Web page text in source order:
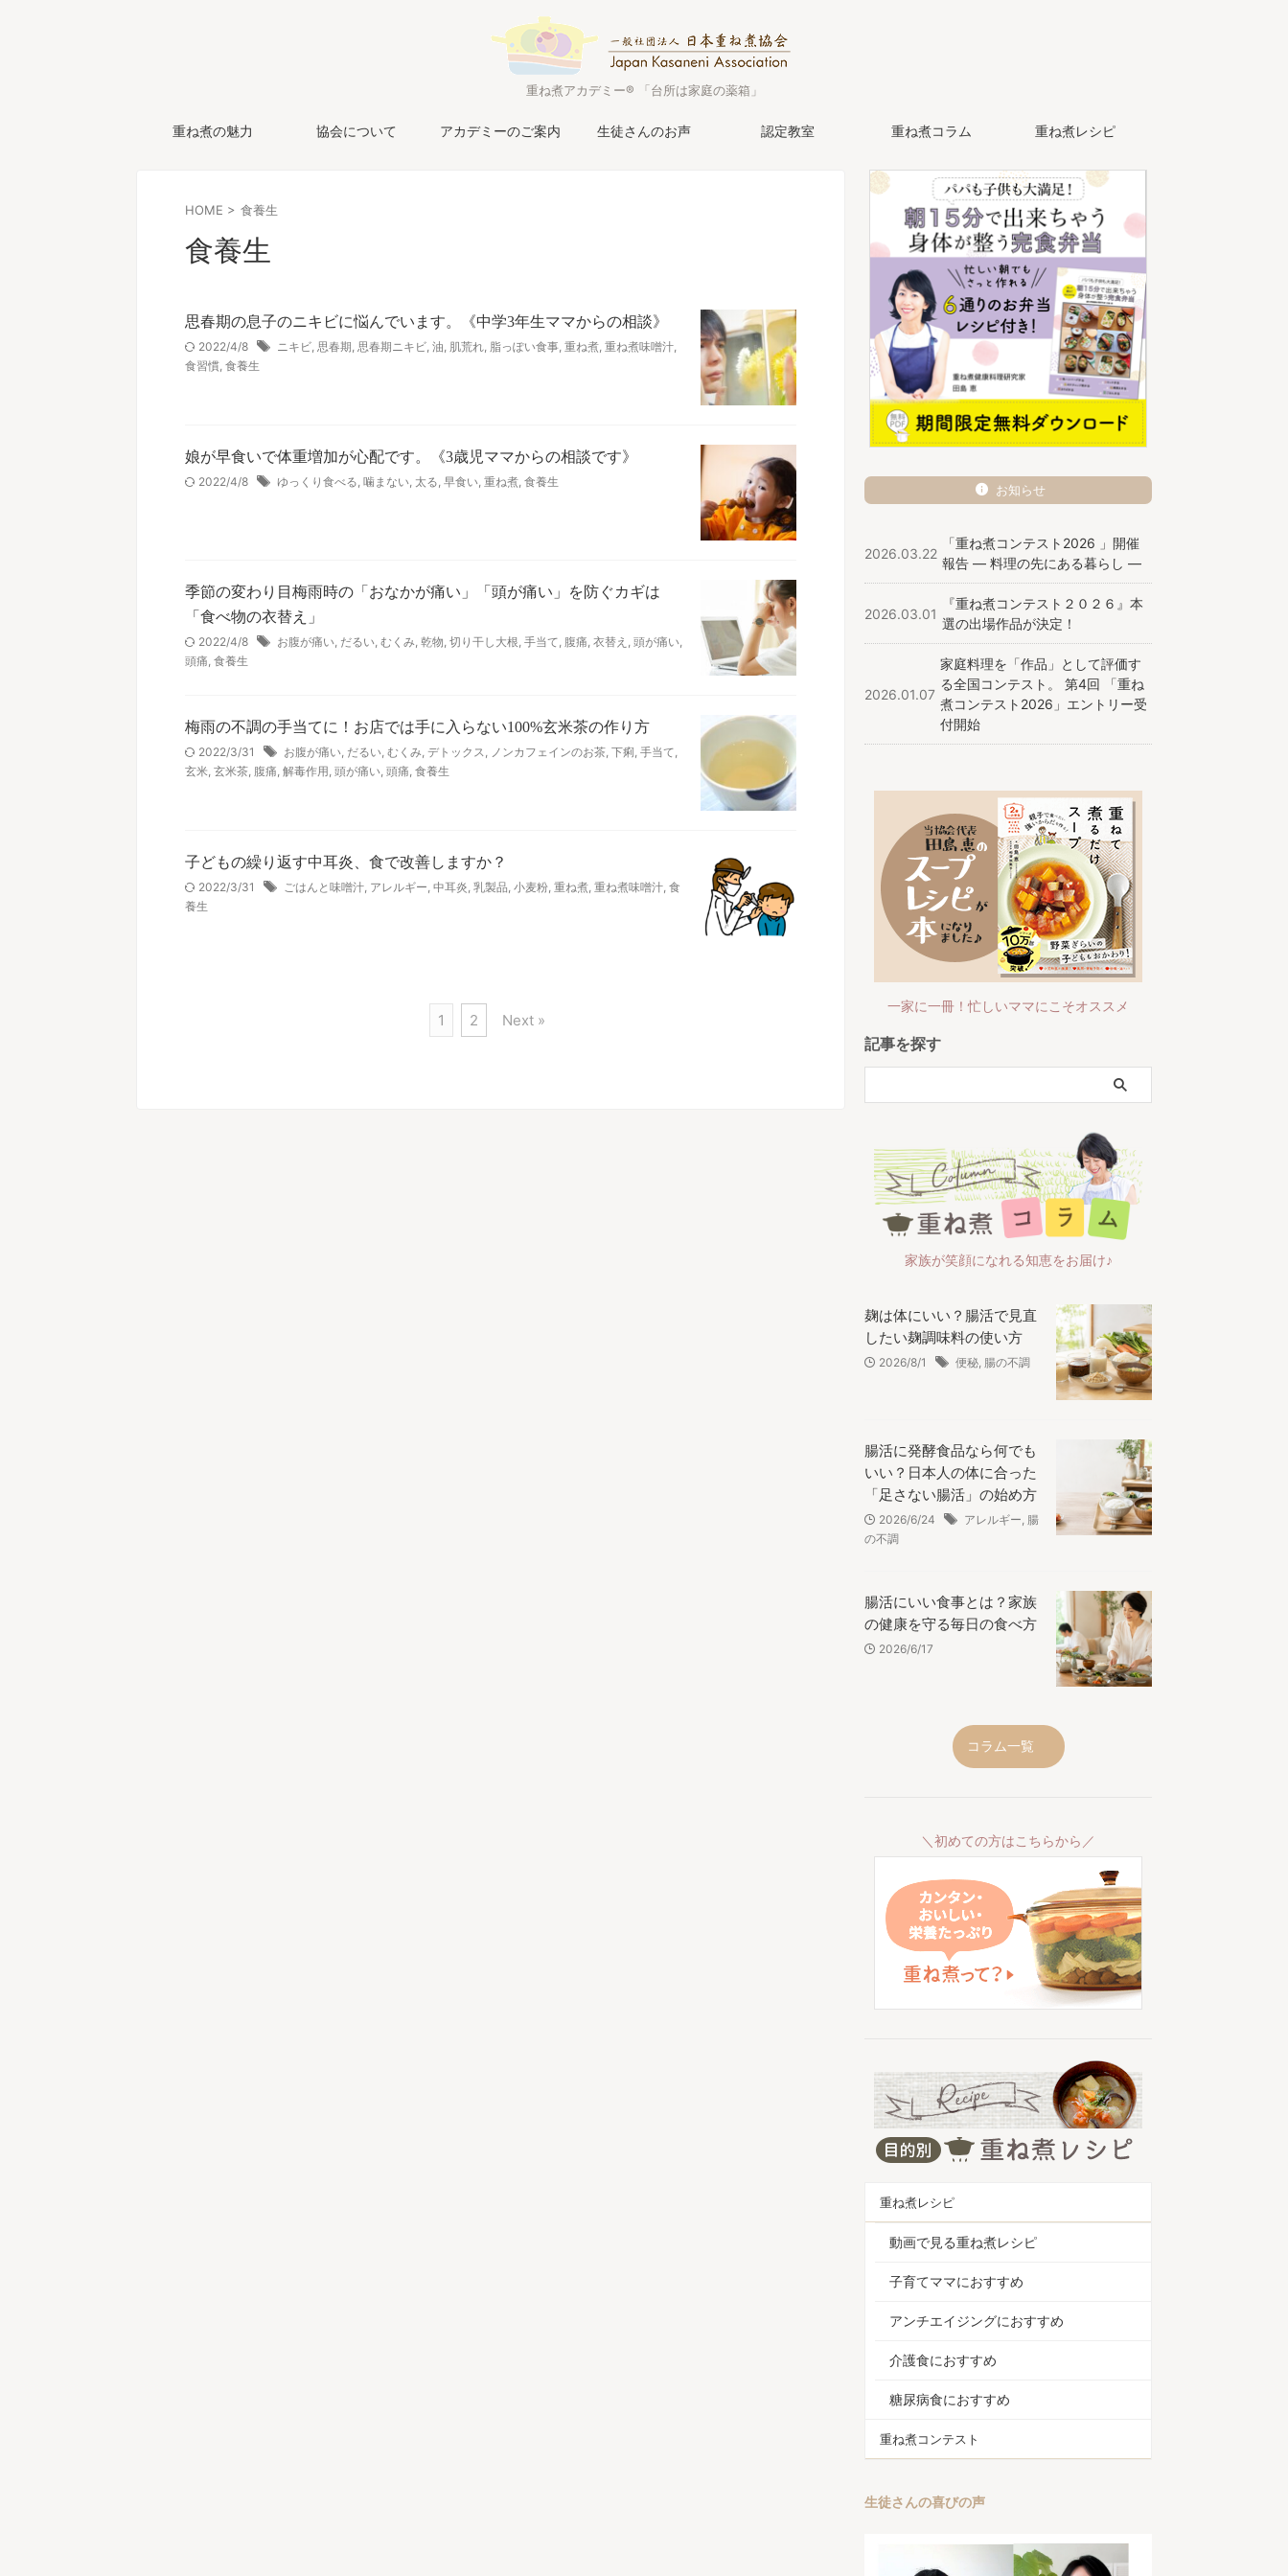
重ね煮アカデミー® 「台所は家庭の薬箱」
重ね煮の魅力 協会について アカデミーのご案内 生徒さんのお声 認定教室 重ね煮コラム 重ね煮レシピ
HOME > 食養生
食養生
思春期の息子のニキビに悩んでいます。《中学3年生ママからの相談》
2022/4/8 ニキビ, 思春期, 思春期ニキビ, 油, 肌荒れ, 脂っぽい食事, 重ね煮, 重ね煮味噌汁,
食習慣, 食養生
娘が早食いで体重増加が心配です。《3歳児ママからの相談です》
2022/4/8 ゆっくり食べる, 噛まない, 太る, 早食い, 重ね煮, 食養生
季節の変わり目梅雨時の「おなかが痛い」「頭が痛い」を防ぐカギは
「食べ物の衣替え」
2022/4/8 お腹が痛い, だるい, むくみ, 乾物, 切り干し大根, 手当て, 腹痛, 衣替え , 頭が痛い,
頭痛, 食養生
梅雨の不調の手当てに！お店では手に入らない100%玄米茶の作り方
2022/3/31 お腹が痛い, だるい, むくみ, デトックス, ノンカフェインのお茶, 下痢, 手当て,
玄米, 玄米茶, 腹痛, 解毒作用, 頭が痛い, 頭痛, 食養生
子どもの繰り返す中耳炎、食で改善しますか？
2022/3/31 ごはんと味噌汁, アレルギー, 中耳炎, 乳製品, 小麦粉, 重ね煮, 重ね煮味噌汁, 食
養生
1 2 Next »
お知らせ
2026.03.22
「重ね煮コンテスト2026 」開催
報告 ― 料理の先にある暮らし ―
2026.03.01
『重ね煮コンテスト２０２６』本
選の出場作品が決定！
2026.01.07
家庭料理を「作品」として評価す
る全国コンテスト。 第4回 「重ね
煮コンテスト2026」エントリー受
付開始
一家に一冊！忙しいママにこそオススメ
記事を探す
家族が笑顔になれる知恵をお届け♪
麹は体にいい？腸活で見直
したい麹調味料の使い方
2026/8/1 便秘, 腸の不調
腸活に発酵食品なら何でも
いい？日本人の体に合った
「足さない腸活」の始め方
2026/6/24 アレルギー, 腸
の不調
腸活にいい食事とは？家族
の健康を守る毎日の食べ方
2026/6/17
コラム一覧
＼初めての方はこちらから／
重ね煮レシピ
動画で見る重ね煮レシピ
子育てママにおすすめ
アンチエイジングにおすすめ
介護食におすすめ
糖尿病食におすすめ
重ね煮コンテスト
生徒さんの喜びの声